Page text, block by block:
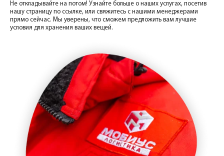
Не откладывайте на потом! Узнайте больше о наших услугах, посетив
нашу страницу по ссылке, или свяжитесь с нашими менеджерами
прямо сейчас. Мы уверены, что сможем предложить вам лучшие
условия для хранения ваших вещей.